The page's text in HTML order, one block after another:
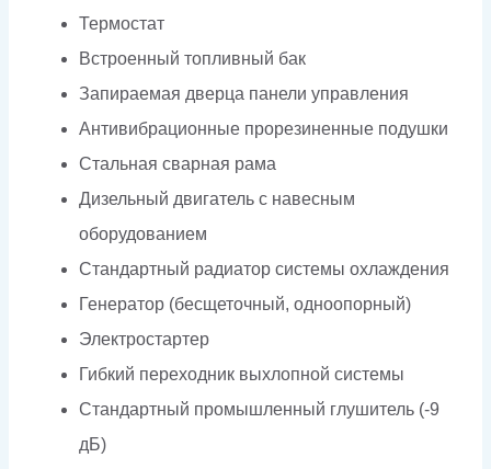
Термостат
Встроенный топливный бак
Запираемая дверца панели управления
Антивибрационные прорезиненные подушки
Стальная сварная рама
Дизельный двигатель с навесным
оборудованием
Стандартный радиатор системы охлаждения
Генератор (бесщеточный, одноопорный)
Электростартер
Гибкий переходник выхлопной системы
Стандартный промышленный глушитель (-9
дБ)